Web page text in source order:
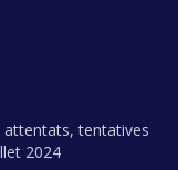
attentats, tentatives
2024